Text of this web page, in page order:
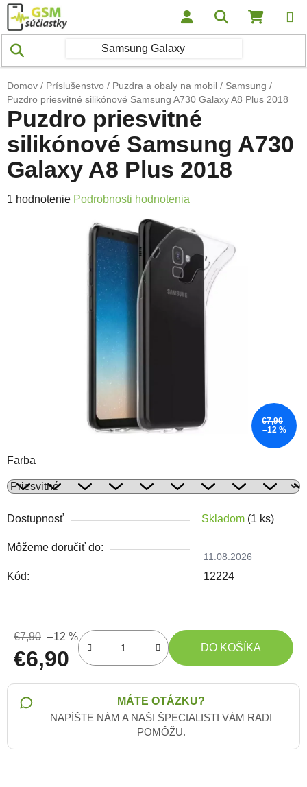
Prejsť na obsah Hľadať
Domov / Príslušenstvo / Puzdra a obaly na mobil / Samsung /
Puzdro priesvitné silikónové Samsung A730 Galaxy A8 Plus 2018
Farba
Dostupnosť Skladom (1 ks)
Môžeme doručiť do:
11.08.2026
Kód: 12224
€7,90 –12 %
€6,90 DO KOŠÍKA
MÁTE OTÁZKU?
NAPÍŠTE NÁM A NAŠI ŠPECIALISTI VÁM RADI
POMÔŽU.
Puzdro priesvitné
silikónové Samsung A730
Galaxy A8 Plus 2018
Priemerné hodnotenie produktu je 5,0 z 5 hviezdičiek.
1 hodnotenie Podrobnosti hodnotenia
€7,90
–12 %